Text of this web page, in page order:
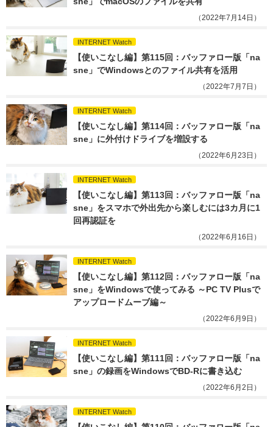
（2022年7月14日）
INTERNET Watch
【使いこなし編】第115回：バッファロー版「na
sne」でWindowsとのファイル共有を活用
（2022年7月7日）
INTERNET Watch
【使いこなし編】第114回：バッファロー版「na
sne」に外付けドライブを増設する
（2022年6月23日）
INTERNET Watch
【使いこなし編】第113回：バッファロー版「na
sne」をスマホで外出先から楽しむには3カ月に1
回再認証を
（2022年6月16日）
INTERNET Watch
【使いこなし編】第112回：バッファロー版「na
sne」をWindowsで使ってみる ～PC TV Plusで
アップロードムーブ編～
（2022年6月9日）
INTERNET Watch
【使いこなし編】第111回：バッファロー版「na
sne」の録画をWindowsでBD-Rに書き込む
（2022年6月2日）
INTERNET Watch